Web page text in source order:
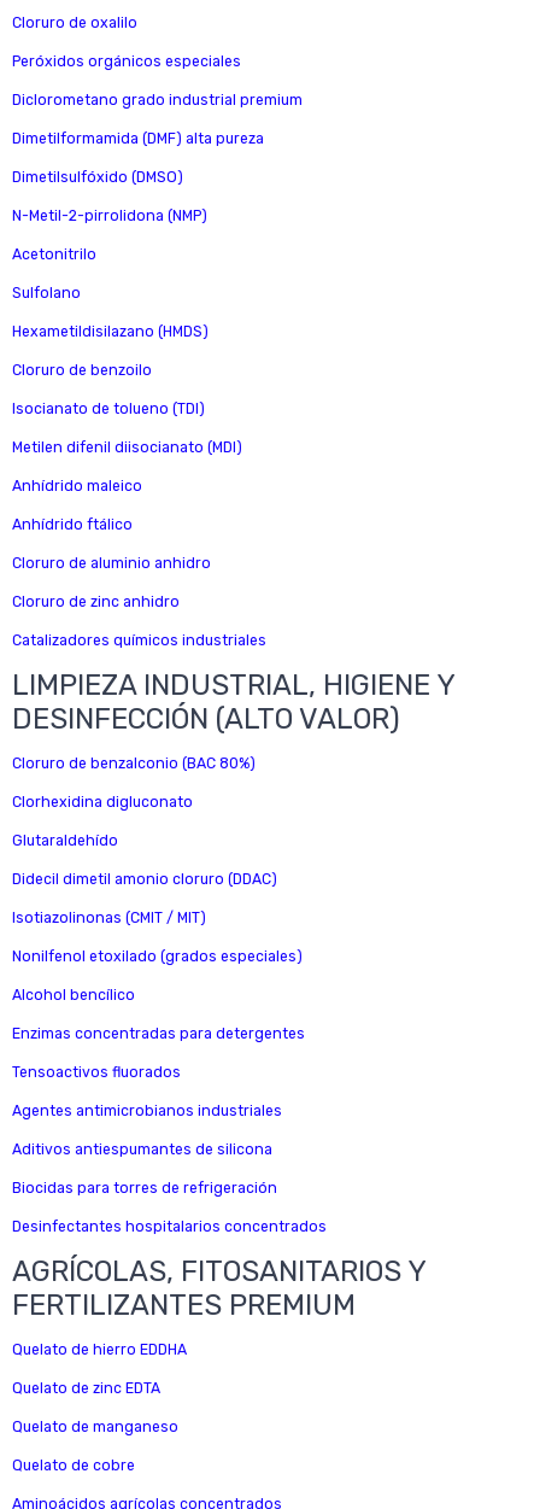
Cloruro de oxalilo
Peróxidos orgánicos especiales
Diclorometano grado industrial premium
Dimetilformamida (DMF) alta pureza
Dimetilsulfóxido (DMSO)
N-Metil-2-pirrolidona (NMP)
Acetonitrilo
Sulfolano
Hexametildisilazano (HMDS)
Cloruro de benzoilo
Isocianato de tolueno (TDI)
Metilen difenil diisocianato (MDI)
Anhídrido maleico
Anhídrido ftálico
Cloruro de aluminio anhidro
Cloruro de zinc anhidro
Catalizadores químicos industriales
LIMPIEZA INDUSTRIAL, HIGIENE Y
DESINFECCIÓN (ALTO VALOR)
Cloruro de benzalconio (BAC 80%)
Clorhexidina digluconato
Glutaraldehído
Didecil dimetil amonio cloruro (DDAC)
Isotiazolinonas (CMIT / MIT)
Nonilfenol etoxilado (grados especiales)
Alcohol bencílico
Enzimas concentradas para detergentes
Tensoactivos fluorados
Agentes antimicrobianos industriales
Aditivos antiespumantes de silicona
Biocidas para torres de refrigeración
Desinfectantes hospitalarios concentrados
AGRÍCOLAS, FITOSANITARIOS Y
FERTILIZANTES PREMIUM
Quelato de hierro EDDHA
Quelato de zinc EDTA
Quelato de manganeso
Quelato de cobre
Aminoácidos agrícolas concentrados